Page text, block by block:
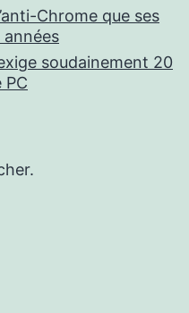
Chrome que ses
soudainement 20
PC